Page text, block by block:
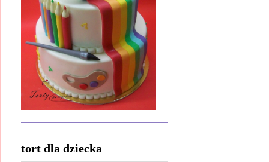
tort dla dziecka